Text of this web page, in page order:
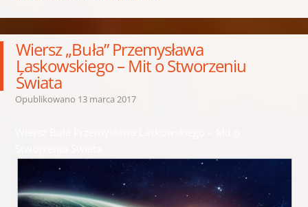
Wiersz „Buła” Przemysława
Laskowskiego – Mit o Stworzeniu
Świata
Opublikowano 13 marca 2017